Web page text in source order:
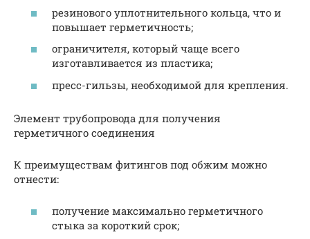
резинового уплотнительного кольца, что и
повышает герметичность;
ограничителя, который чаще всего
изготавливается из пластика;
пресс-гильзы, необходимой для крепления.
Элемент трубопровода для получения
герметичного соединения
К преимуществам фитингов под обжим можно
отнести:
получение максимально герметичного
стыка за короткий срок;